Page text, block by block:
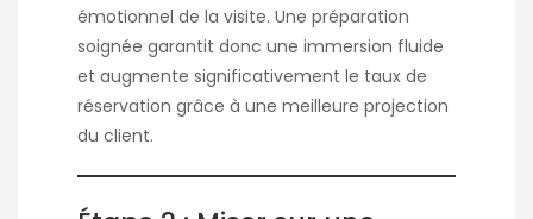
émotionnel de la visite. Une préparation
soignée garantit donc une immersion fluide
et augmente significativement le taux de
réservation grâce à une meilleure projection
du client.